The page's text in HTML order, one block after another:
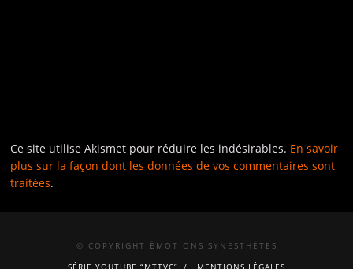
Ce site utilise Akismet pour réduire les indésirables. En savoir
plus sur la façon dont les données de vos commentaires sont
traitées.
© COPYRIGHT ÉMOTIONS SYNESTHÈTES
SÉRIE YOUTUBE “MTTVC”
MENTIONS LÉGALES